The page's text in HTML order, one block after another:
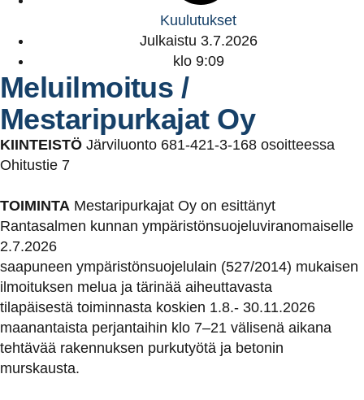
Kuulutukset
Julkaistu 3.7.2026
klo 9:09
Meluilmoitus /
Mestaripurkajat Oy
KIINTEISTÖ Järviluonto 681-421-3-168 osoitteessa
Ohitustie 7
TOIMINTA Mestaripurkajat Oy on esittänyt
Rantasalmen kunnan ympäristönsuojeluviranomaiselle
2.7.2026
saapuneen ympäristönsuojelulain (527/2014) mukaisen
ilmoituksen melua ja tärinää aiheuttavasta
tilapäisestä toiminnasta koskien 1.8.- 30.11.2026
maanantaista perjantaihin klo 7–21 välisenä aikana
tehtävää rakennuksen purkutyötä ja betonin
murskausta.